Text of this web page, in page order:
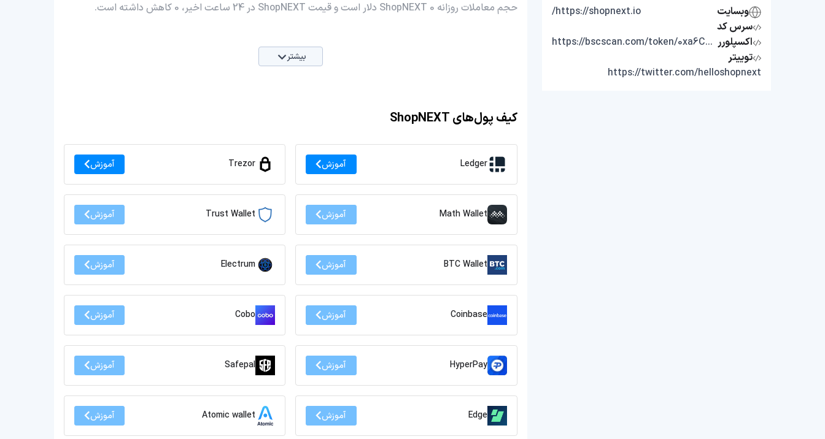
وبسایت
https://shopnext.io/
سرس کد
اکسپلورر https://bscscan.com/token/0xa6C59dE838F1eeb82d86F5AF0750f5F656439999
توییتر
https://twitter.com/helloshopnext
حجم معاملات روزانه ShopNEXT 0 دلار است و قیمت ShopNEXT در 24 ساعت اخیر، 0 کاهش داشته است.
بیشتر
کیف پول‌های ShopNEXT
Ledger آموزش Trezor آموزش
Math Wallet آموزش Trust Wallet آموزش
BTC Wallet آموزش Electrum آموزش
Coinbase آموزش Cobo آموزش
HyperPay آموزش Safepal آموزش
Edge آموزش Atomic wallet آموزش